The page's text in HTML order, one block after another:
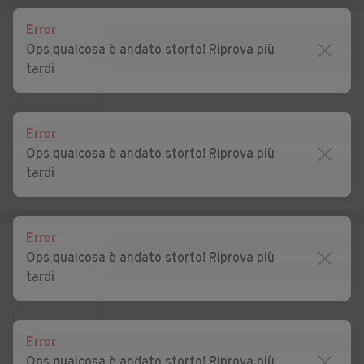
Auto usate Moriago della
Battaglia
Auto usate Motta di
Auto usate Nervesa della
Auto usate Oderzo
Auto usate Ormelle Auto usate Orsago
Auto usate Paderno del
Grappa
Auto usate Paese
Auto usate Pederobba Auto usate Pieve di Soligo
Auto usate Ponte di Piave
Auto usate Portobuffolè Auto usate Possagno
Auto usate Povegliano Auto usate Preganziol
Error
Ops qualcosa è andato storto! Riprova più
tardi
Error
Ops qualcosa è andato storto! Riprova più
tardi
Error
Ops qualcosa è andato storto! Riprova più
tardi
Error